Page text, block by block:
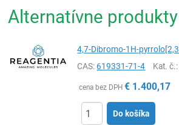
Alternatívne produkty
4,7-Dibromo-1H-
CAS:619331-71-4 Kat. č.
cena bez DPH € 1.400,17
Do košíka